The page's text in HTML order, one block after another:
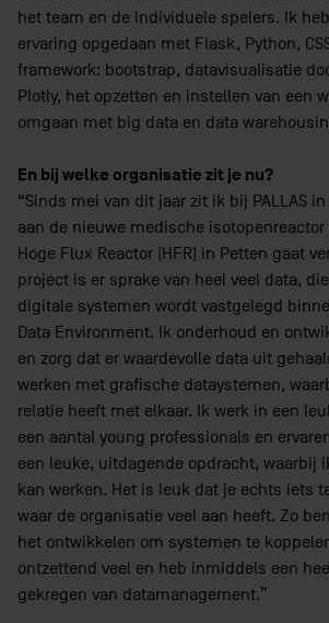
het team en de individuele spelers. Ik
ervaring opgedaan met Flask, Python,
framework: bootstrap, datavisualisatie
Plotly, het opzetten en instellen van een
omgaan met big data en data
En bij welke organisatie zit je nu?
“Sinds mei van dit jaar zit ik bij PALLAS
aan de nieuwe medische
Hoge Flux Reactor (HFR) in Petten gaat
project is er sprake van heel veel data,
digitale systemen wordt vastgelegd
Data Environment. Ik onderhoud en
en zorg dat er waardevolle data uit
werken met grafische dataystemen,
relatie heeft met elkaar. Ik werk in een
een aantal young professionals en
een leuke, uitdagende opdracht, waarbij
kan werken. Het is leuk dat je echts iets
waar de organisatie veel aan heeft. Zo
het ontwikkelen om systemen te
ontzettend veel en heb inmiddels een
gekregen van datamanagement.”